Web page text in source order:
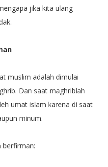
jika kita ulang
muslim adalah dimulai
Dan saat maghriblah
umat islam karena di saat
minum.
berfirman: